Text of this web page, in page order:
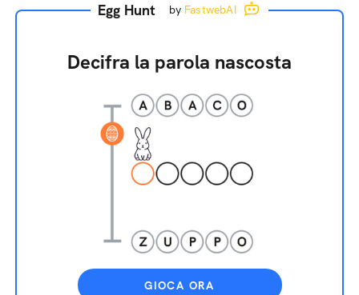
Egg Hunt by FastwebAI
Decifra la parola nascosta
GIOCA ORA